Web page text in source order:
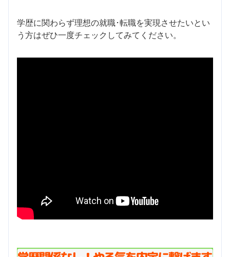
学歴に関わらず理想の就職･転職を実現させたいとい
う方はぜひ一度チェックしてみてください。